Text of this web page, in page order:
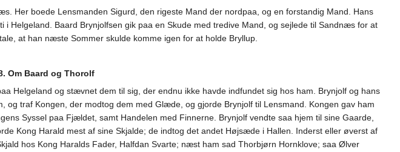
Her boede Lensmanden Sigurd, den rigeste Mand der nordpaa, og en forstandig Mand. Hans
Helgeland. Baard Brynjolfsen gik paa en Skude med tredive Mand, og sejlede til Sandnæs for at
at han næste Sommer skulde komme igen for at holde Bryllup.
Om Baard og Thorolf
Helgeland og stævnet dem til sig, der endnu ikke havde indfundet sig hos ham. Brynjolf og hans
og traf Kongen, der modtog dem med Glæde, og gjorde Brynjolf til Lensmand. Kongen gav ham
Syssel paa Fjældet, samt Handelen med Finnerne. Brynjolf vendte saa hjem til sine Gaarde,
Kong Harald mest af sine Skjalde; de indtog det andet Højsæde i Hallen. Inderst eller øverst af
hos Kong Haralds Fader, Halfdan Svarte; næst ham sad Thorbjørn Hornklove; saa Ølver